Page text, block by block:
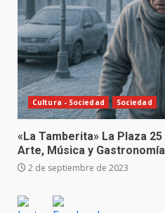
Cultura - Sociedad Sociedad
«La Tamberita» La Plaza
Arte, Música y
2 de septiembre de 2023